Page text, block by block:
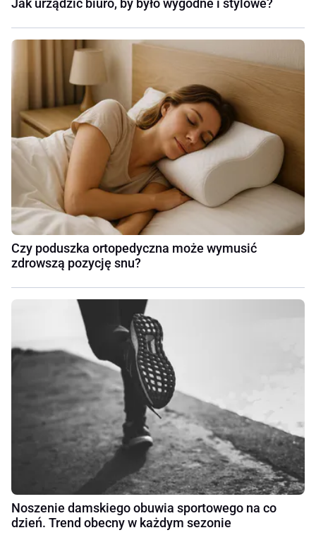
Jak urządzić biuro, by było wygodne i stylowe?
Czy poduszka ortopedyczna może wymusić
zdrowszą pozycję snu?
Noszenie damskiego obuwia sportowego na co
dzień. Trend obecny w każdym sezonie